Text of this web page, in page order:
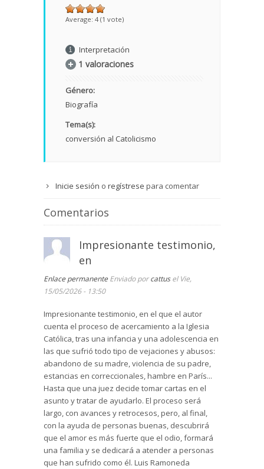
Average: 4 (1 vote)
Interpretación
1 valoraciones
Género:
Biografía
Tema(s):
conversión al Catolicismo
Inicie sesión o regístrese para comentar
Comentarios
Impresionante testimonio,
en
Enlace permanente Enviado porcattusel Vie,
15/05/2026 - 13:50
Impresionante testimonio, en el que el autor
cuenta el proceso de acercamiento a la Iglesia
Católica, tras una infancia y una adolescencia en
las que sufrió todo tipo de vejaciones y abusos:
abandono de su madre, violencia de su padre,
estancias en correccionales, hambre en París...
Hasta que una juez decide tomar cartas en el
asunto y tratar de ayudarlo. El proceso será
largo, con avances y retrocesos, pero, al final,
con la ayuda de personas buenas, descubrirá
que el amor es más fuerte que el odio, formará
una familia y se dedicará a atender a personas
que han sufrido como él. Luis Ramoneda